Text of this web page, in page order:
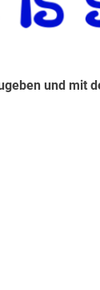
und mit